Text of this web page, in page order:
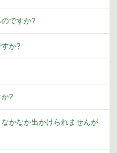
ですか?
か?
?
かなか出かけられませんが